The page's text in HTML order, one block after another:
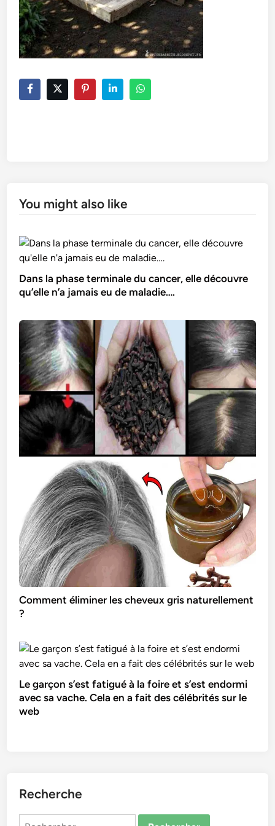
You might also like
Dans la phase terminale du cancer, elle découvre
qu’elle n’a jamais eu de maladie….
Comment éliminer les cheveux gris naturellement
?
Le garçon s’est fatigué à la foire et s’est endormi
avec sa vache. Cela en a fait des célébrités sur le
web
Recherche
Rechercher :